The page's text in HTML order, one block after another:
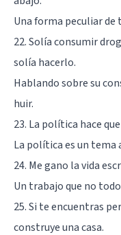
Una forma peculiar de
22. Solía consumir
solía hacerlo.
Hablando sobre su
huir.
23. La política hace
La política es un tema
24. Me gano la vida
Un trabajo que no
25. Si te encuentras
construye una casa.